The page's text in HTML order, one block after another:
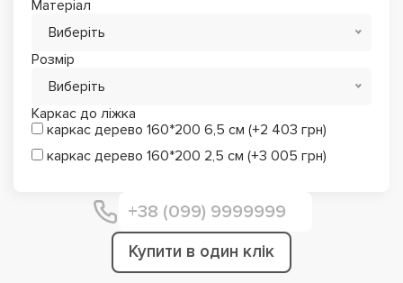
Матеріал
Виберіть
Розмір
Виберіть
Каркас до ліжка
каркас дерево 160*200 6,5 см (+2 403 грн)
каркас дерево 160*200 2,5 см (+3 005 грн)
Купити в один клік